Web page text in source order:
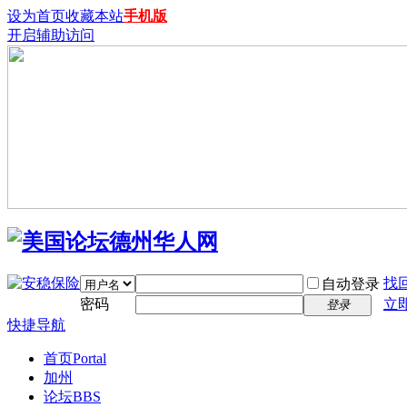
设为首页收藏本站手机版
开启辅助访问
自动登录 找
密码
登录
立
快捷导航
首页Portal
加州
论坛BBS